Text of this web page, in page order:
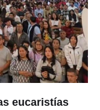
eucaristías